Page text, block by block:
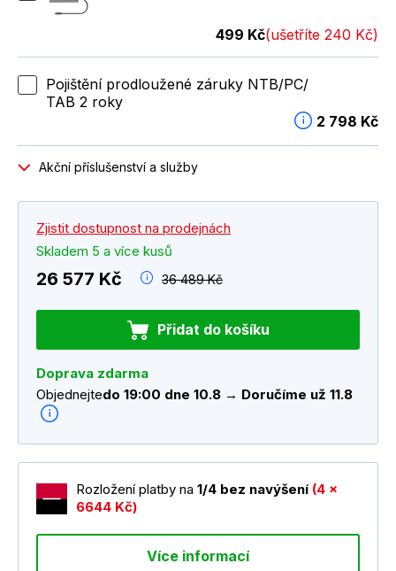
499 Kč(ušetříte 240 Kč)
Pojištění prodloužené záruky NTB/PC/
TAB 2 roky
2 798 Kč
Akční příslušenství a služby
Zjistit dostupnost na prodejnách
Skladem 5 a více kusů
26 577 Kč 36 489 Kč
Přidat do košíku
Doprava zdarma
Objednejtedo 19:00 dne 10.8 → Doručíme už 11.8
Rozložení platby na 1/4 bez navýšení (4 x
6644 Kč)
Více informací